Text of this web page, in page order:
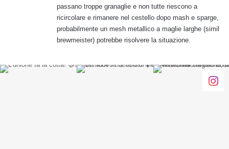
passano troppe granaglie e non tutte riescono a
ricircolare e rimanere nel cestello dopo mash e sparge,
probabilmente un mesh metallico a maglie larghe (simil
brewmeister) potrebbe risolvere la situazione.